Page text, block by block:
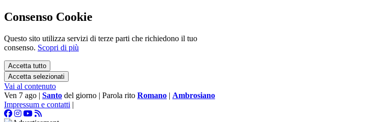
Consenso Cookie
Questo sito utilizza servizi di terze parti che richiedono il tuo
consenso. Scopri di più
Accetta tutto
Accetta selezionati
Vai al contenuto
Ven 7 ago | Santo del giorno | Parola rito Romano | Ambrosiano
Impressum e contatti |